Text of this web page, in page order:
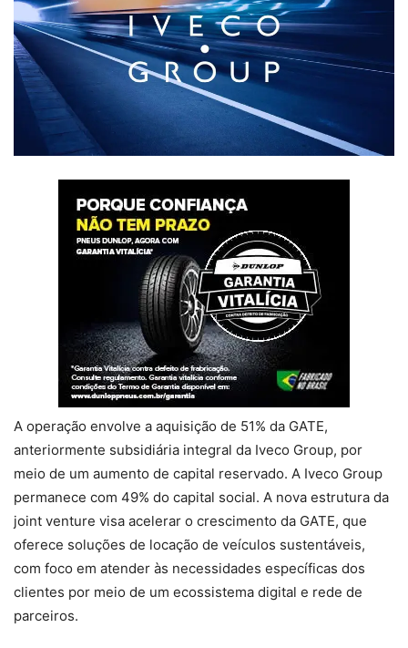
A operação envolve a aquisição de 51% da GATE,
anteriormente subsidiária integral da Iveco Group, por
meio de um aumento de capital reservado. A Iveco Group
permanece com 49% do capital social. A nova estrutura da
joint venture visa acelerar o crescimento da GATE, que
oferece soluções de locação de veículos sustentáveis,
com foco em atender às necessidades específicas dos
clientes por meio de um ecossistema digital e rede de
parceiros.